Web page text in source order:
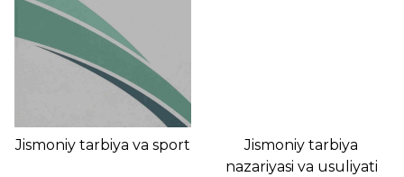
Jismoniy tarbiya va sport
Jismoniy tarbiya
nazariyasi va usuliyati